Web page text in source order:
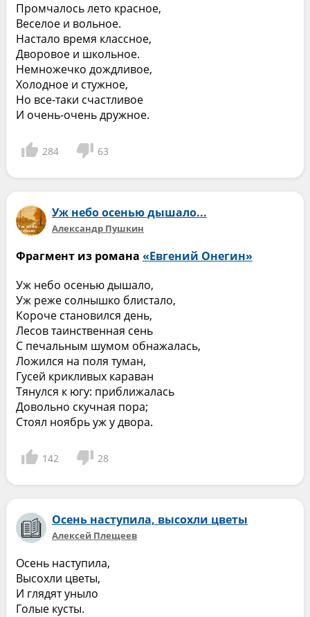
Промчалось лето красное,
Веселое и вольное.
Настало время классное,
Дворовое и школьное.
Немножечко дождливое,
Холодное и стужное,
Но все-таки счастливое
И очень-очень дружное.
284 63
Уж небо осенью дышало...
Александр Пушкин
Фрагмент из романа «Евгений Онегин»
Уж небо осенью дышало,
Уж реже солнышко блистало,
Короче становился день,
Лесов таинственная сень
С печальным шумом обнажалась,
Ложился на поля туман,
Гусей крикливых караван
Тянулся к югу: приближалась
Довольно скучная пора;
Стоял ноябрь уж у двора.
142 28
Осень наступила, высохли цветы
Алексей Плещеев
Осень наступила,
Высохли цветы,
И глядят уныло
Голые кусты.